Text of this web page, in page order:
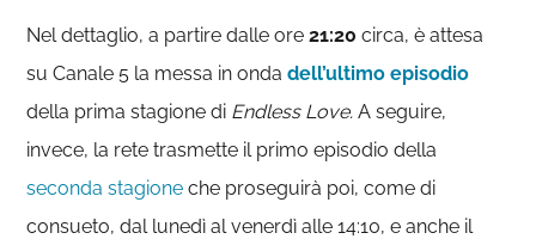
Nel dettaglio, a partire dalle ore21:20 circa, è attesa
su Canale 5 la messa in ondadell’ultimo episodio
della prima stagione di Endless Love. A seguire,
invece, la rete trasmette il primo episodio della
seconda stagione che proseguirà poi, come di
consueto, dal lunedì al venerdì alle 14:10, e anche il